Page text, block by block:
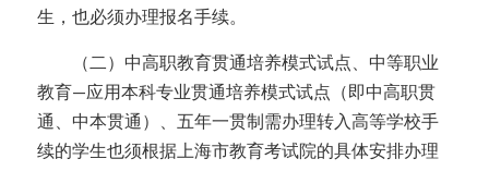
生，也必须办理报名手续。
（二）中高职教育贯通培养模式试点、中等职业
教育—应用本科专业贯通培养模式试点（即中高职贯
通、中本贯通）、五年一贯制需办理转入高等学校手
续的学生也须根据上海市教育考试院的具体安排办理